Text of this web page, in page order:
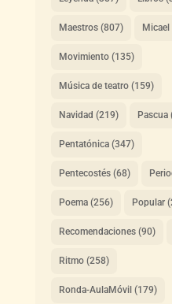
Maestros(807) Micael
Movimiento(135)
Música de teatro(159)
Navidad (219) Pascua
Pentatónica(347)
Pentecostés(68)
Poema(256) Popular
Recomendaciones(90)
Ritmo(258)
Ronda-AulaMóvil (179)